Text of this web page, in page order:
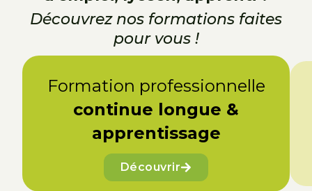
Découvrez nos formations faites
pour vous !
Formation professionnelle
continue longue &
apprentissage
Découvrir